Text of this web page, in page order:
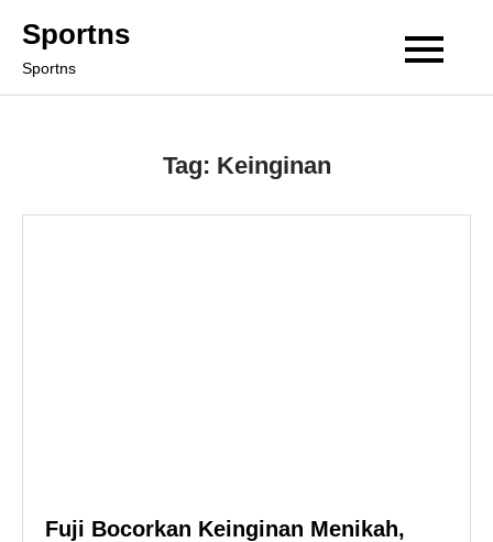
content
Sportns
Sportns
Tag: Keinginan
Fuji Bocorkan Keinginan Menikah,